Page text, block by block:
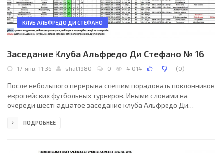
КЛУБ АЛЬФРЕДО ДИ СТЕФАНО
Заседание Клуба Альфредо Ди Стефано № 16
17-янв, 11:36 shat1980 0 4 014 (0)
После небольшого перерыва спешим порадовать поклонников
европейских футбольных турниров. Иными словами на
очереди шестнадцатое заседание клуба Альфредо Ди
1975/1976. Итак позади очередной сезон, насыщенный
ПОДРОБНЕЕ